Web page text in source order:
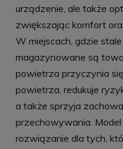
urządzenie, ale także
zwiększając komfort
W miejscach, gdzie
magazynowane są
powietrza przyczynia
powietrza, redukuje
a także sprzyja
przechowywania.
rozwiązanie dla tych,